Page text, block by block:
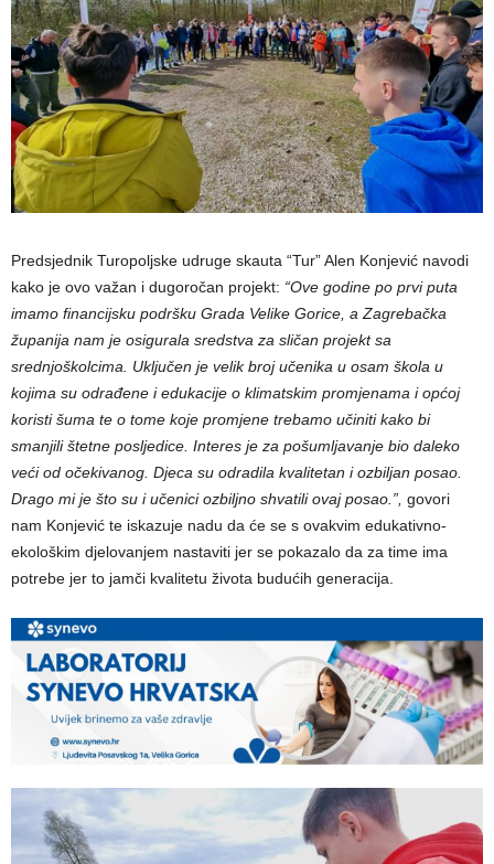
Predsjednik Turopoljske udruge skauta “Tur” Alen Konjević navodi
kako je ovo važan i dugoročan projekt: “Ove godine po prvi puta
imamo financijsku podršku Grada Velike Gorice, a Zagrebačka
županija nam je osigurala sredstva za sličan projekt sa
srednjoškolcima. Uključen je velik broj učenika u osam škola u
kojima su odrađene i edukacije o klimatskim promjenama i općoj
koristi šuma te o tome koje promjene trebamo učiniti kako bi
smanjili štetne posljedice. Interes je za pošumljavanje bio daleko
veći od očekivanog. Djeca su odradila kvalitetan i ozbiljan posao.
Drago mi je što su i učenici ozbiljno shvatili ovaj posao.”, govori
nam Konjević te iskazuje nadu da će se s ovakvim edukativno-
ekološkim djelovanjem nastaviti jer se pokazalo da za time ima
potrebe jer to jamči kvalitetu života budućih generacija.